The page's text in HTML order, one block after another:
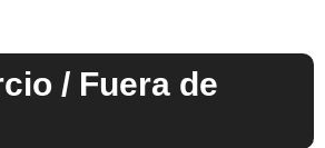
/ Fuera de